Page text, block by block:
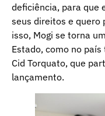
deficiência, para que
seus direitos e quero
isso, Mogi se torna
Estado, como no país
Cid Torquato, que
lançamento.